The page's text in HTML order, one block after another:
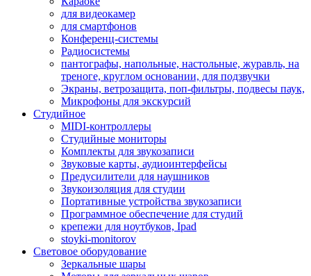
для видеокамер
для смартфонов
Конференц-системы
Радиосистемы
пантографы, напольные, настольные, журавль, на
треноге, круглом основании, для подзвучки
Экраны, ветрозащита, поп-фильтры, подвесы паук,
Микрофоны для экскурсий
Студийное
MIDI-контроллеры
Студийные мониторы
Комплекты для звукозаписи
Звуковые карты, аудиоинтерфейсы
Предусилители для наушников
Звукоизоляция для студии
Портативные устройства звукозаписи
Программное обеспечение для студий
крепежи для ноутбуков, Ipad
stoyki-monitorov
Световое оборудование
Зеркальные шары